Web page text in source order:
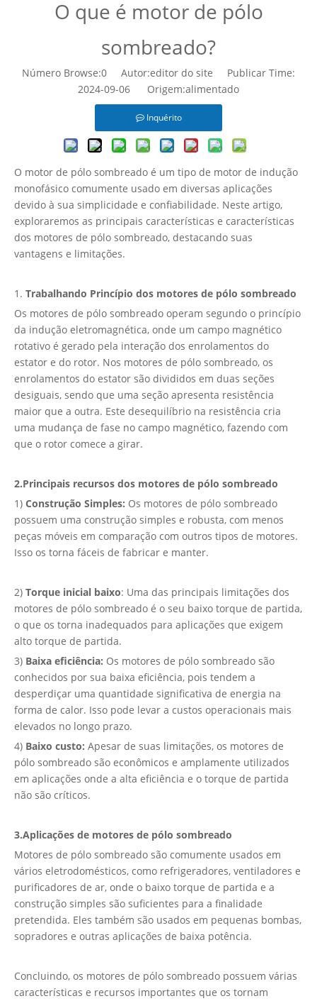
O que é motor de pólo
sombreado?
Número Browse:0 Autor:editor do site Publicar Time:
2024-09-06 Origem:alimentado
Inquérito
O motor de pólo sombreado é um tipo de motor de indução
monofásico comumente usado em diversas aplicações
devido à sua simplicidade e confiabilidade. Neste artigo,
exploraremos as principais características e características
dos motores de pólo sombreado, destacando suas
vantagens e limitações.
1. Trabalhando Princípio dos motores de pólo sombreado
Os motores de pólo sombreado operam segundo o princípio
da indução eletromagnética, onde um campo magnético
rotativo é gerado pela interação dos enrolamentos do
estator e do rotor. Nos motores de pólo sombreado, os
enrolamentos do estator são divididos em duas seções
desiguais, sendo que uma seção apresenta resistência
maior que a outra. Este desequilíbrio na resistência cria
uma mudança de fase no campo magnético, fazendo com
que o rotor comece a girar.
2.Principais recursos dos motores de pólo sombreado
1) Construção Simples: Os motores de pólo sombreado
possuem uma construção simples e robusta, com menos
peças móveis em comparação com outros tipos de motores.
Isso os torna fáceis de fabricar e manter.
2) Torque inicial baixo: Uma das principais limitações dos
motores de pólo sombreado é o seu baixo torque de partida,
o que os torna inadequados para aplicações que exigem
alto torque de partida.
3) Baixa eficiência: Os motores de pólo sombreado são
conhecidos por sua baixa eficiência, pois tendem a
desperdiçar uma quantidade significativa de energia na
forma de calor. Isso pode levar a custos operacionais mais
elevados no longo prazo.
4) Baixo custo: Apesar de suas limitações, os motores de
pólo sombreado são econômicos e amplamente utilizados
em aplicações onde a alta eficiência e o torque de partida
não são críticos.
3.Aplicações de motores de pólo sombreado
Motores de pólo sombreado são comumente usados ​​em
vários eletrodomésticos, como refrigeradores, ventiladores e
purificadores de ar, onde o baixo torque de partida e a
construção simples são suficientes para a finalidade
pretendida. Eles também são usados ​​em pequenas bombas,
sopradores e outras aplicações de baixa potência.
Concluindo, os motores de pólo sombreado possuem várias
características e recursos importantes que os tornam